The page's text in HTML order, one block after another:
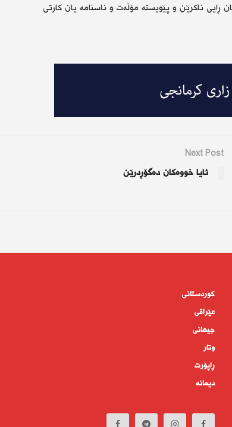
ناكرێن و پێویستە مۆڵەت و ناسنامە یان كارتی
Next Post
ئایا خووەكان دەگۆڕدرێن
کوردستانى
عێراقی
جیهانى
وتار
ڕاپۆرت
دیمانە